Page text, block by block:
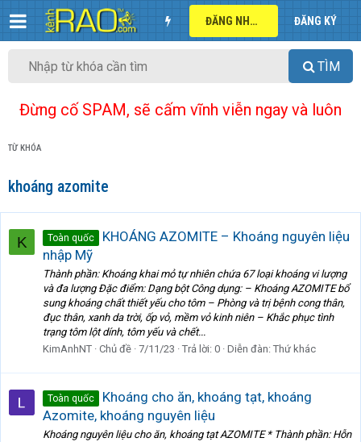
ĐĂNG NHẬP ĐĂNG KÝ
TÌM
Đừng cố SPAM, sẽ cấm vĩnh viễn ngay và luôn
TỪ KHÓA
khoáng azomite
K Toàn quốc
KHOÁNG AZOMITE – Khoáng nguyên liệu
nhập Mỹ
Thành phần: Khoáng khai mỏ tự nhiên chứa 67 loại khoáng vi lượng
và đa lượng Đặc điểm: Dạng bột Công dụng: – Khoáng AZOMITE bổ
sung khoáng chất thiết yếu cho tôm – Phòng và trị bệnh cong thân,
đục thân, xanh da trời, ốp vỏ, mềm vỏ kinh niên – Khắc phục tình
trạng tôm lột dính, tôm yếu và chết...
KimAnhNT Chủ đề 7/11/23 Trả lời: 0 Diễn đàn: Thứ khác
Toàn quốc
Khoáng cho ăn, khoáng tạt, khoáng
Azomite, khoáng nguyên liệu
Khoáng nguyên liệu cho ăn, khoáng tạt AZOMITE * Thành phần: Hỗn